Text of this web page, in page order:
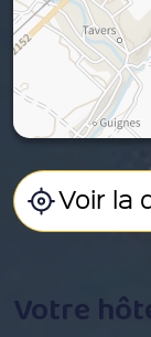
Votre